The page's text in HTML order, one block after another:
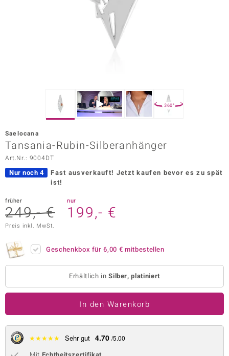
Vogue
BY DE MELO
360°
Saelocana
Tansania-Rubin-Silberanhänger
Art.Nr.: 9004DT
Nur noch 4 Fast ausverkauft! Jetzt kaufen bevor es zu spät
ist!
früher
249,- €
nur
199,- €
Preis inkl. MwSt.
Geschenkbox für6,00 € mitbestellen
Erhältlich inSilber, platiniert
In den Warenkorb
★★★★★ Sehr gut 4.70 /5.00